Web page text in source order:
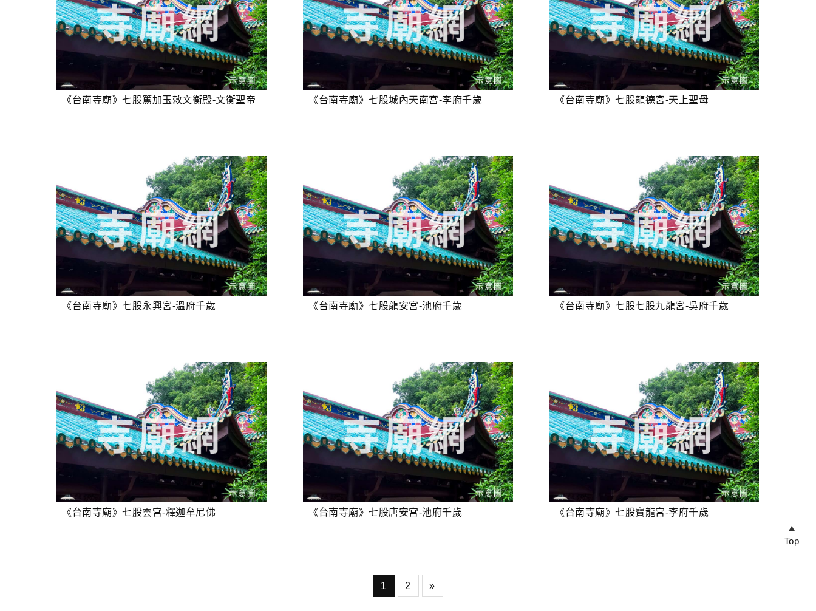
《台南寺廟》七股篤加玉敕文衡殿-文衡聖帝 《台南寺廟》七股城內天南宮-李府千歲 《台南寺廟》七股龍德宮-天上聖母
《台南寺廟》七股永興宮-溫府千歲 《台南寺廟》七股龍安宮-池府千歲 《台南寺廟》七股七股九龍宮-吳府千歲
《台南寺廟》七股雲宮-釋迦牟尼佛 《台南寺廟》七股唐安宮-池府千歲 《台南寺廟》七股寶龍宮-李府千歲
1 2 »
Top